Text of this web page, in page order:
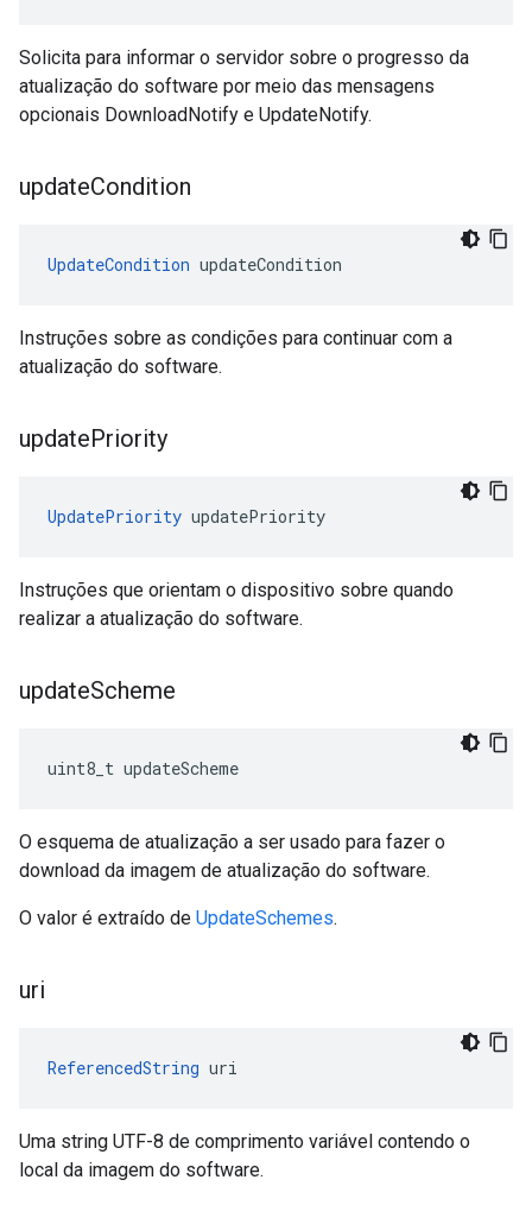
Solicita para informar o servidor sobre o progresso da
atualização do software por meio das mensagens
opcionais DownloadNotify e UpdateNotify.
updateCondition
UpdateCondition updateCondition
Instruções sobre as condições para continuar com a
atualização do software.
updatePriority
UpdatePriority updatePriority
Instruções que orientam o dispositivo sobre quando
realizar a atualização do software.
updateScheme
uint8_t updateScheme
O esquema de atualização a ser usado para fazer o
download da imagem de atualização do software.
O valor é extraído de UpdateSchemes.
uri
ReferencedString uri
Uma string UTF-8 de comprimento variável contendo o
local da imagem do software.